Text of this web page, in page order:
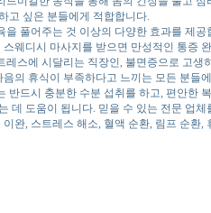
고 싶은 분들에게 적합합니다.
을 풀어주는 것 이상의 다양한 효과를 제
웨디시 마사지를 받으면 만성적인 통증
레스에 시달리는 직장인, 불면증으로 고
의 휴식이 부족하다고 느끼는 모든 분들
반드시 충분한 수분 섭취를 하고, 편안한
데 도움이 됩니다. 믿을 수 있는 전문 업
완, 스트레스 해소, 혈액 순환, 림프 순환,